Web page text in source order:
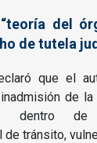
del
de tutela
que el
de la
dentro
de tránsito,